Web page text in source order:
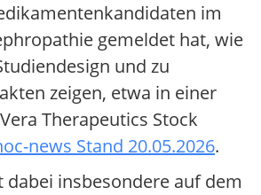
im
gemeldet hat, wie
und zu
zeigen, etwa in einer
Therapeutics Stock
news Stand 20.05.2026.
dabei insbesondere auf dem